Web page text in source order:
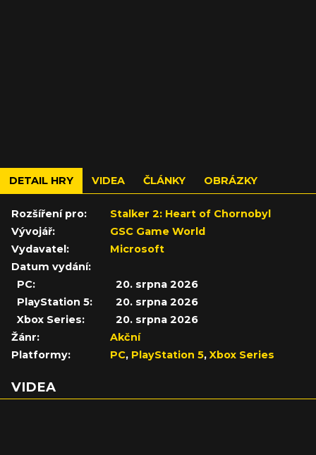
DETAIL HRY VIDEA ČLÁNKY OBRÁZKY
Rozšíření pro:
Stalker 2: Heart of Chornobyl
Vývojář:
GSC Game World
Vydavatel:
Microsoft
Datum vydání:
PC:
20. srpna 2026
PlayStation 5:
20. srpna 2026
Xbox Series:
20. srpna 2026
Žánr:
Akční
Platformy:
PC, PlayStation 5, Xbox Series
VIDEA